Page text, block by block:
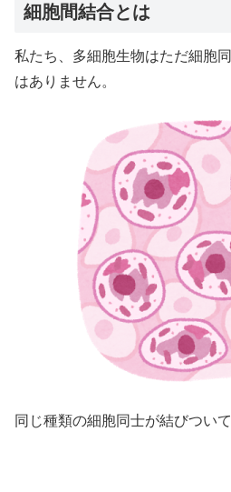
細胞間結合とは
私たち、多細胞生物はただ細胞
はありません。
同じ種類の細胞同士が結びつい